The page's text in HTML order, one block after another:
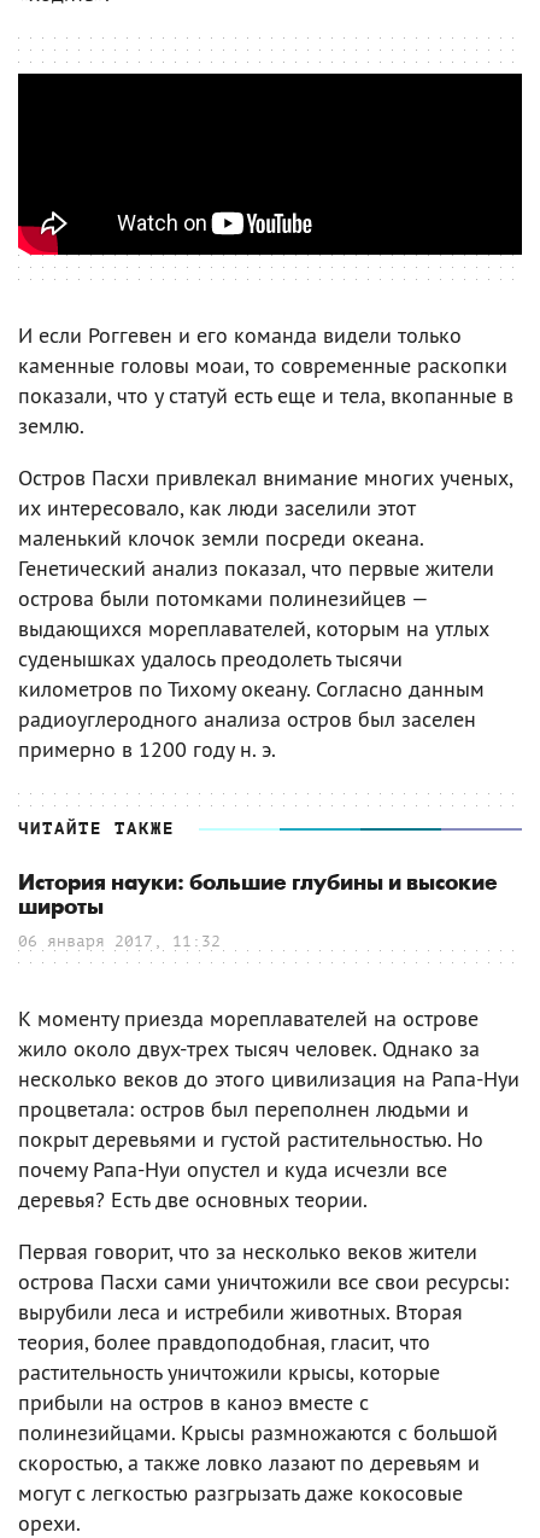
И если Роггевен и его команда видели только
каменные головы моаи, то современные раскопки
показали, что у статуй есть еще и тела, вкопанные в
землю.
Остров Пасхи привлекал внимание многих ученых,
их интересовало, как люди заселили этот
маленький клочок земли посреди океана.
Генетический анализ показал, что первые жители
острова были потомками полинезийцев —
выдающихся мореплавателей, которым на утлых
суденышках удалось преодолеть тысячи
километров по Тихому океану. Согласно данным
радиоуглеродного анализа остров был заселен
примерно в 1200 году н. э.
ЧИТАЙТЕ ТАКЖЕ
История науки: большие глубины и высокие
широты
06 января 2017, 11:32
К моменту приезда мореплавателей на острове
жило около двух-трех тысяч человек. Однако за
несколько веков до этого цивилизация на Рапа-Нуи
процветала: остров был переполнен людьми и
покрыт деревьями и густой растительностью. Но
почему Рапа-Нуи опустел и куда исчезли все
деревья? Есть две основных теории.
Первая говорит, что за несколько веков жители
острова Пасхи сами уничтожили все свои ресурсы:
вырубили леса и истребили животных. Вторая
теория, более правдоподобная, гласит, что
растительность уничтожили крысы, которые
прибыли на остров в каноэ вместе с
полинезийцами. Крысы размножаются с большой
скоростью, а также ловко лазают по деревьям и
могут с легкостью разгрызать даже кокосовые
орехи.